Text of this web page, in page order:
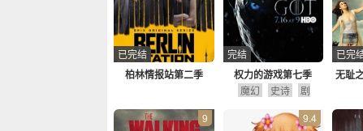
柏林情报站第二季
已完结
权力的游戏第七季
完结
魔幻 史诗
剧
无耻
已完
9 9.4